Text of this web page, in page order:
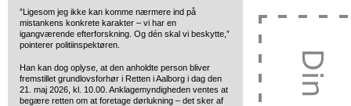
”Ligesom jeg ikke kan komme nærmere ind på
mistankens konkrete karakter – vi har en
igangværende efterforskning. Og dén skal vi beskytte,”
pointerer politiinspektøren.
Han kan dog oplyse, at den anholdte person bliver
fremstillet grundlovsforhør i Retten i Aalborg i dag den
21. maj 2026, kl. 10.00. Anklagemyndigheden ventes at
begære retten om at foretage dørlukning – det sker af